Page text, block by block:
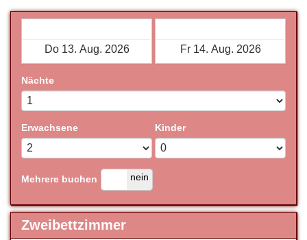
Nächte
Erwachsene Kinder
Mehrere buchen
ja nein
Zweibettzimmer